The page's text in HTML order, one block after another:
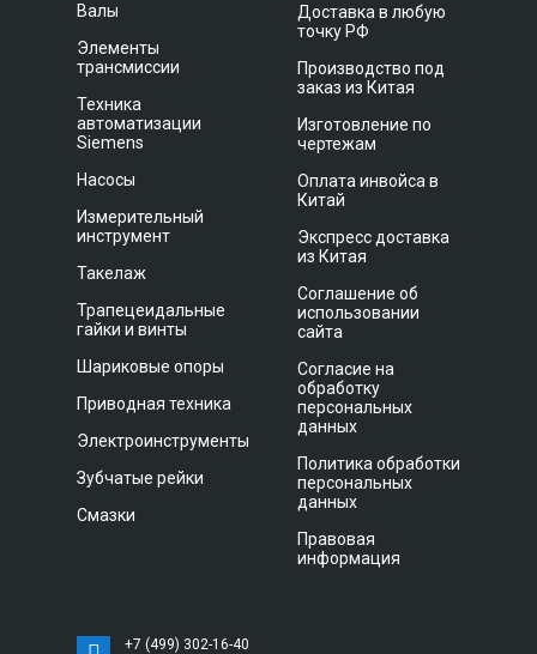
Валы
Элементы
трансмиссии
Техника
автоматизации
Siemens
Насосы
Измерительный
инструмент
Такелаж
Трапецеидальные
гайки и винты
Шариковые опоры
Приводная техника
Электроинструменты
Зубчатые рейки
Смазки
Доставка в любую
точку РФ
Производство под
заказ из Китая
Изготовление по
чертежам
Оплата инвойса в
Китай
Экспресс доставка
из Китая
Соглашение об
использовании
сайта
Согласие на
обработку
персональных
данных
Политика обработки
персональных
данных
Правовая
информация
+7 (499) 302-16-40